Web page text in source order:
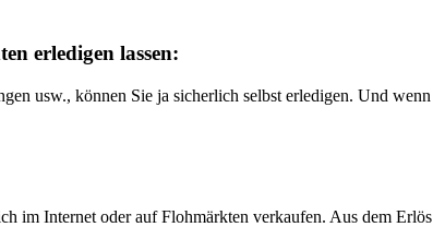
erledigen lassen:
usw., können Sie ja sicherlich selbst erledigen. Und
im Internet oder auf Flohmärkten verkaufen. Aus dem